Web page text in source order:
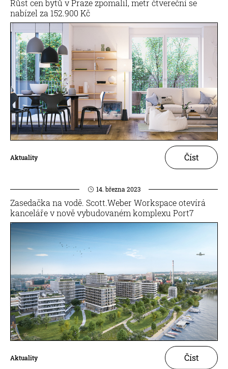
Růst cen bytů v Praze zpomalil, metr čtvereční se
nabízel za 152.900 Kč
Aktuality Číst
14. března 2023
Zasedačka na vodě. Scott.Weber Workspace otevírá
kanceláře v nově vybudovaném komplexu Port7
Aktuality Číst